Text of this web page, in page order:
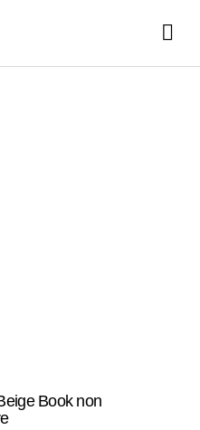
Book non